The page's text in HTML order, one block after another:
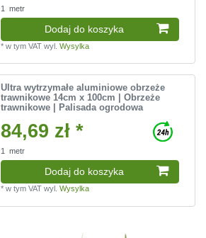
1 metr
Dodaj do koszyka
*w tym VAT wyl.Wysylka
Ultra wytrzymałe aluminiowe obrzeże
trawnikowe 14cm x 100cm | Obrzeże
trawnikowe | Palisada ogrodowa
84,69 zł *
1 metr
Dodaj do koszyka
*w tym VAT wyl.Wysylka